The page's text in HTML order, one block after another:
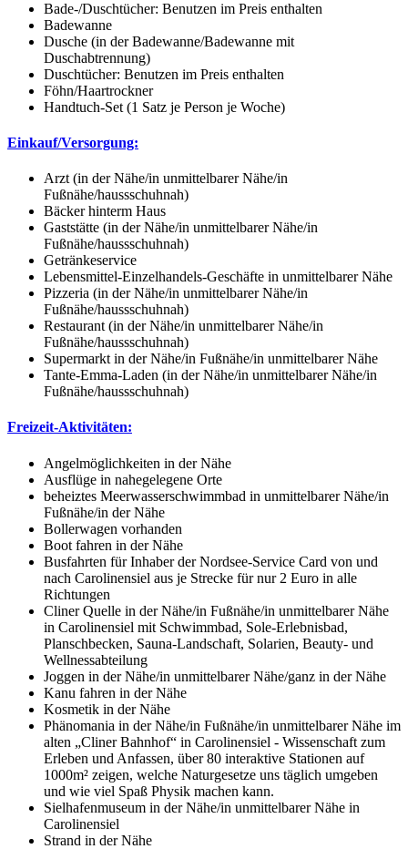
Bade-/Duschtücher: Benutzen im Preis enthalten
Badewanne
Dusche (in der Badewanne/Badewanne mit
Duschabtrennung)
Duschtücher: Benutzen im Preis enthalten
Föhn/Haartrockner
Handtuch-Set (1 Satz je Person je Woche)
Einkauf/Versorgung:
Arzt (in der Nähe/in unmittelbarer Nähe/in
Fußnähe/haussschuhnah)
Bäcker hinterm Haus
Gaststätte (in der Nähe/in unmittelbarer Nähe/in
Fußnähe/haussschuhnah)
Getränkeservice
Lebensmittel-Einzelhandels-Geschäfte in unmittelbarer Nähe
Pizzeria (in der Nähe/in unmittelbarer Nähe/in
Fußnähe/haussschuhnah)
Restaurant (in der Nähe/in unmittelbarer Nähe/in
Fußnähe/haussschuhnah)
Supermarkt in der Nähe/in Fußnähe/in unmittelbarer Nähe
Tante-Emma-Laden (in der Nähe/in unmittelbarer Nähe/in
Fußnähe/haussschuhnah)
Freizeit-Aktivitäten:
Angelmöglichkeiten in der Nähe
Ausflüge in nahegelegene Orte
beheiztes Meerwasserschwimmbad in unmittelbarer Nähe/in
Fußnähe/in der Nähe
Bollerwagen vorhanden
Boot fahren in der Nähe
Busfahrten für Inhaber der Nordsee-Service Card von und
nach Carolinensiel aus je Strecke für nur 2 Euro in alle
Richtungen
Cliner Quelle in der Nähe/in Fußnähe/in unmittelbarer Nähe
in Carolinensiel mit Schwimmbad, Sole-Erlebnisbad,
Planschbecken, Sauna-Landschaft, Solarien, Beauty- und
Wellnessabteilung
Joggen in der Nähe/in unmittelbarer Nähe/ganz in der Nähe
Kanu fahren in der Nähe
Kosmetik in der Nähe
Phänomania in der Nähe/in Fußnähe/in unmittelbarer Nähe im
alten „Cliner Bahnhof“ in Carolinensiel - Wissenschaft zum
Erleben und Anfassen, über 80 interaktive Stationen auf
1000m² zeigen, welche Naturgesetze uns täglich umgeben
und wie viel Spaß Physik machen kann.
Sielhafenmuseum in der Nähe/in unmittelbarer Nähe in
Carolinensiel
Strand in der Nähe